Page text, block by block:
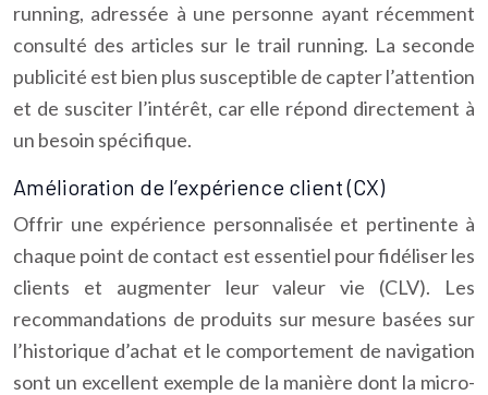
running, adressée à une personne ayant récemment
consulté des articles sur le trail running. La seconde
publicité est bien plus susceptible de capter l’attention
et de susciter l’intérêt, car elle répond directement à
un besoin spécifique.
Amélioration de l’expérience client (CX)
Offrir une expérience personnalisée et pertinente à
chaque point de contact est essentiel pour fidéliser les
clients et augmenter leur valeur vie (CLV). Les
recommandations de produits sur mesure basées sur
l’historique d’achat et le comportement de navigation
sont un excellent exemple de la manière dont la micro-